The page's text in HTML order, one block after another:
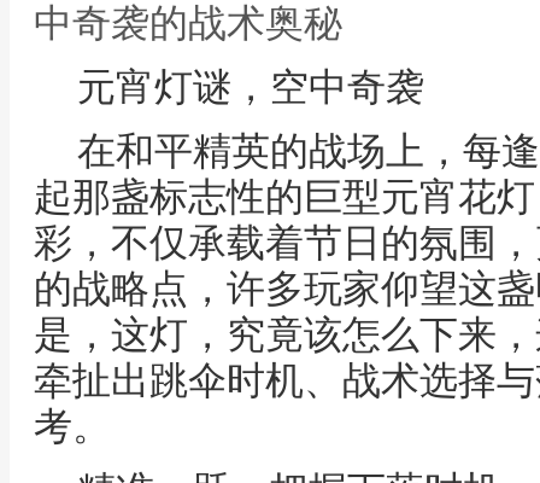
中奇袭的战术奥秘
元宵灯谜，空中奇袭
在和平精英的战场上，每
起那盏标志性的巨型元宵花
彩，不仅承载着节日的氛围
的战略点，许多玩家仰望这
是，这灯，究竟该怎么下来
牵扯出跳伞时机、战术选择
考。